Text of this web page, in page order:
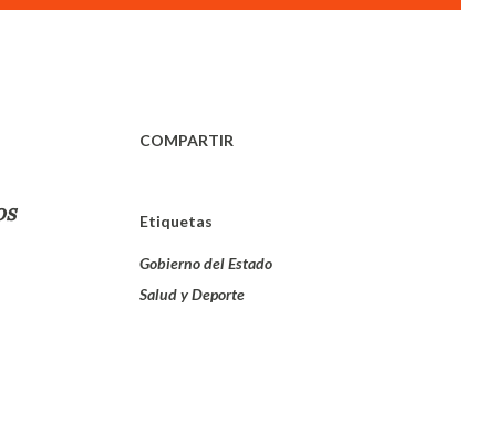
COMPARTIR
Etiquetas
Gobierno del Estado
Salud y Deporte